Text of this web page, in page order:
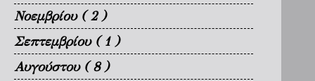
Νοεμβρίου ( 2 )
Σεπτεμβρίου ( 1 )
Αυγούστου ( 8 )